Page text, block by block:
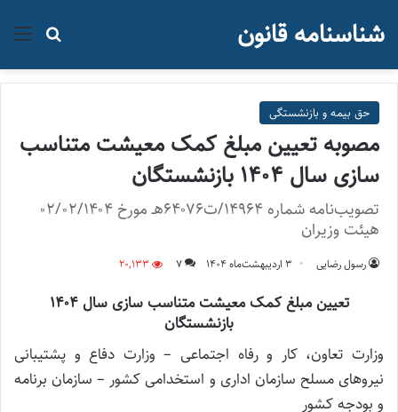
جستجو شناسنامه قانون
حق بیمه و بازنشستگی
مصوبه تعیین مبلغ کمک معیشت متناسب
سازی سال ۱۴۰۴ بازنشستگان
تصویب‌نامه شماره ١٤٩٦٤/ت۶۴۰۷۶هـ مورخ ۰۲/۰۲/۱۴۰۴
هیئت وزیران
رسول رضایی ۳ اردیبهشت‌ماه ۱۴۰۴ 7
20,133
تعیین مبلغ کمک معیشت متناسب سازی سال ۱۴۰۴
بازنشستگان
وزارت تعاون، کار و رفاه اجتماعی – وزارت دفاع و پشتیبانی
نیروهای مسلح سازمان اداری و استخدامی کشور – سازمان برنامه
و بودجه کشور